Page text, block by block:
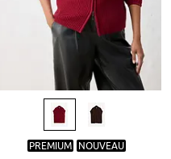
PREMIUM NOUVEAU